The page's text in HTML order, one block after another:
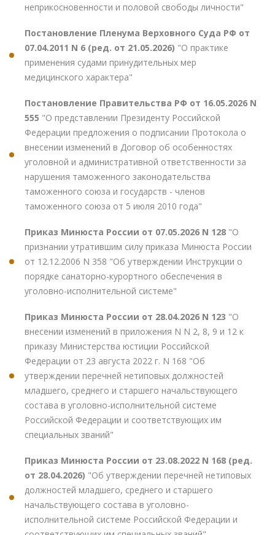
неприкосновенности и половой свободы личности"
Постановление Пленума Верховного Суда РФ от
07.04.2011 N 6 (ред. от 21.05.2026) "О практике
применения судами принудительных мер
медицинского характера"
Постановление Правительства РФ от 16.05.2026 N
555 "О представлении Президенту Российской
Федерации предложения о подписании Протокола о
внесении изменений в Договор об особенностях
уголовной и административной ответственности за
нарушения таможенного законодательства
таможенного союза и государств - членов
таможенного союза от 5 июля 2010 года"
Приказ Минюста России от 07.05.2026 N 128 "О
признании утратившим силу приказа Минюста России
от 12.12.2006 N 358 "Об утверждении Инструкции о
порядке санаторно-курортного обеспечения в
уголовно-исполнительной системе"
Приказ Минюста России от 28.04.2026 N 123 "О
внесении изменений в приложения N N 2, 8, 9 и 12 к
приказу Министерства юстиции Российской
Федерации от 23 августа 2022 г. N 168 "Об
утверждении перечней нетиповых должностей
младшего, среднего и старшего начальствующего
состава в уголовно-исполнительной системе
Российской Федерации и соответствующих им
специальных званий"
Приказ Минюста России от 23.08.2022 N 168 (ред.
от 28.04.2026) "Об утверждении перечней нетиповых
должностей младшего, среднего и старшего
начальствующего состава в уголовно-
исполнительной системе Российской Федерации и